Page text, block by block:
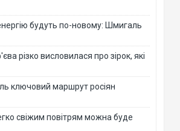
будуть по-новому: Шмигаль
різко висловилася про зірок, які
ключовий маршрут росіян
свіжим повітрям можна буде